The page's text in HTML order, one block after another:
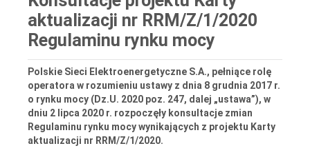
aktualizacji nr RRM/Z/1/2020
Regulaminu rynku mocy
Polskie Sieci Elektroenergetyczne S.A., pełniące rolę
operatora w rozumieniu ustawy z dnia 8 grudnia 2017 r.
o rynku mocy (Dz.U. 2020 poz. 247, dalej „ustawa”), w
dniu 2 lipca 2020 r. rozpoczęły konsultacje zmian
Regulaminu rynku mocy wynikających z projektu Karty
aktualizacji nr RRM/Z/1/2020.